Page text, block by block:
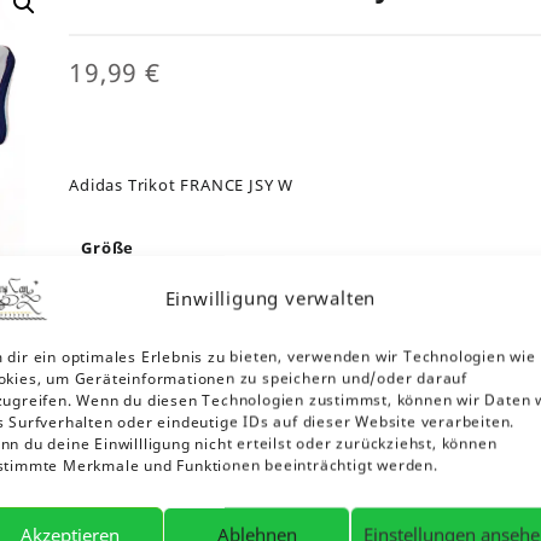
Einwilligung verwalten
dir ein optimales Erlebnis zu bieten, verwenden wir Technologien wie
um Geräteinformationen zu speichern und/oder darauf
Wenn du diesen Technologien zustimmst, können wir Daten
Surfverhalten oder eindeutige IDs auf dieser Website verarbeiten.
du deine Einwillligung nicht erteilst oder zurückziehst, können
Merkmale und Funktionen beeinträchtigt werden.
Akzeptieren Ablehnen Einstellungen
19,99€
Adidas Trikot FRANCE JSY W
Größe
-
Adidas
Trikot
FRANCE
JSY
Menge
+
In den
Warenkorb
Compare